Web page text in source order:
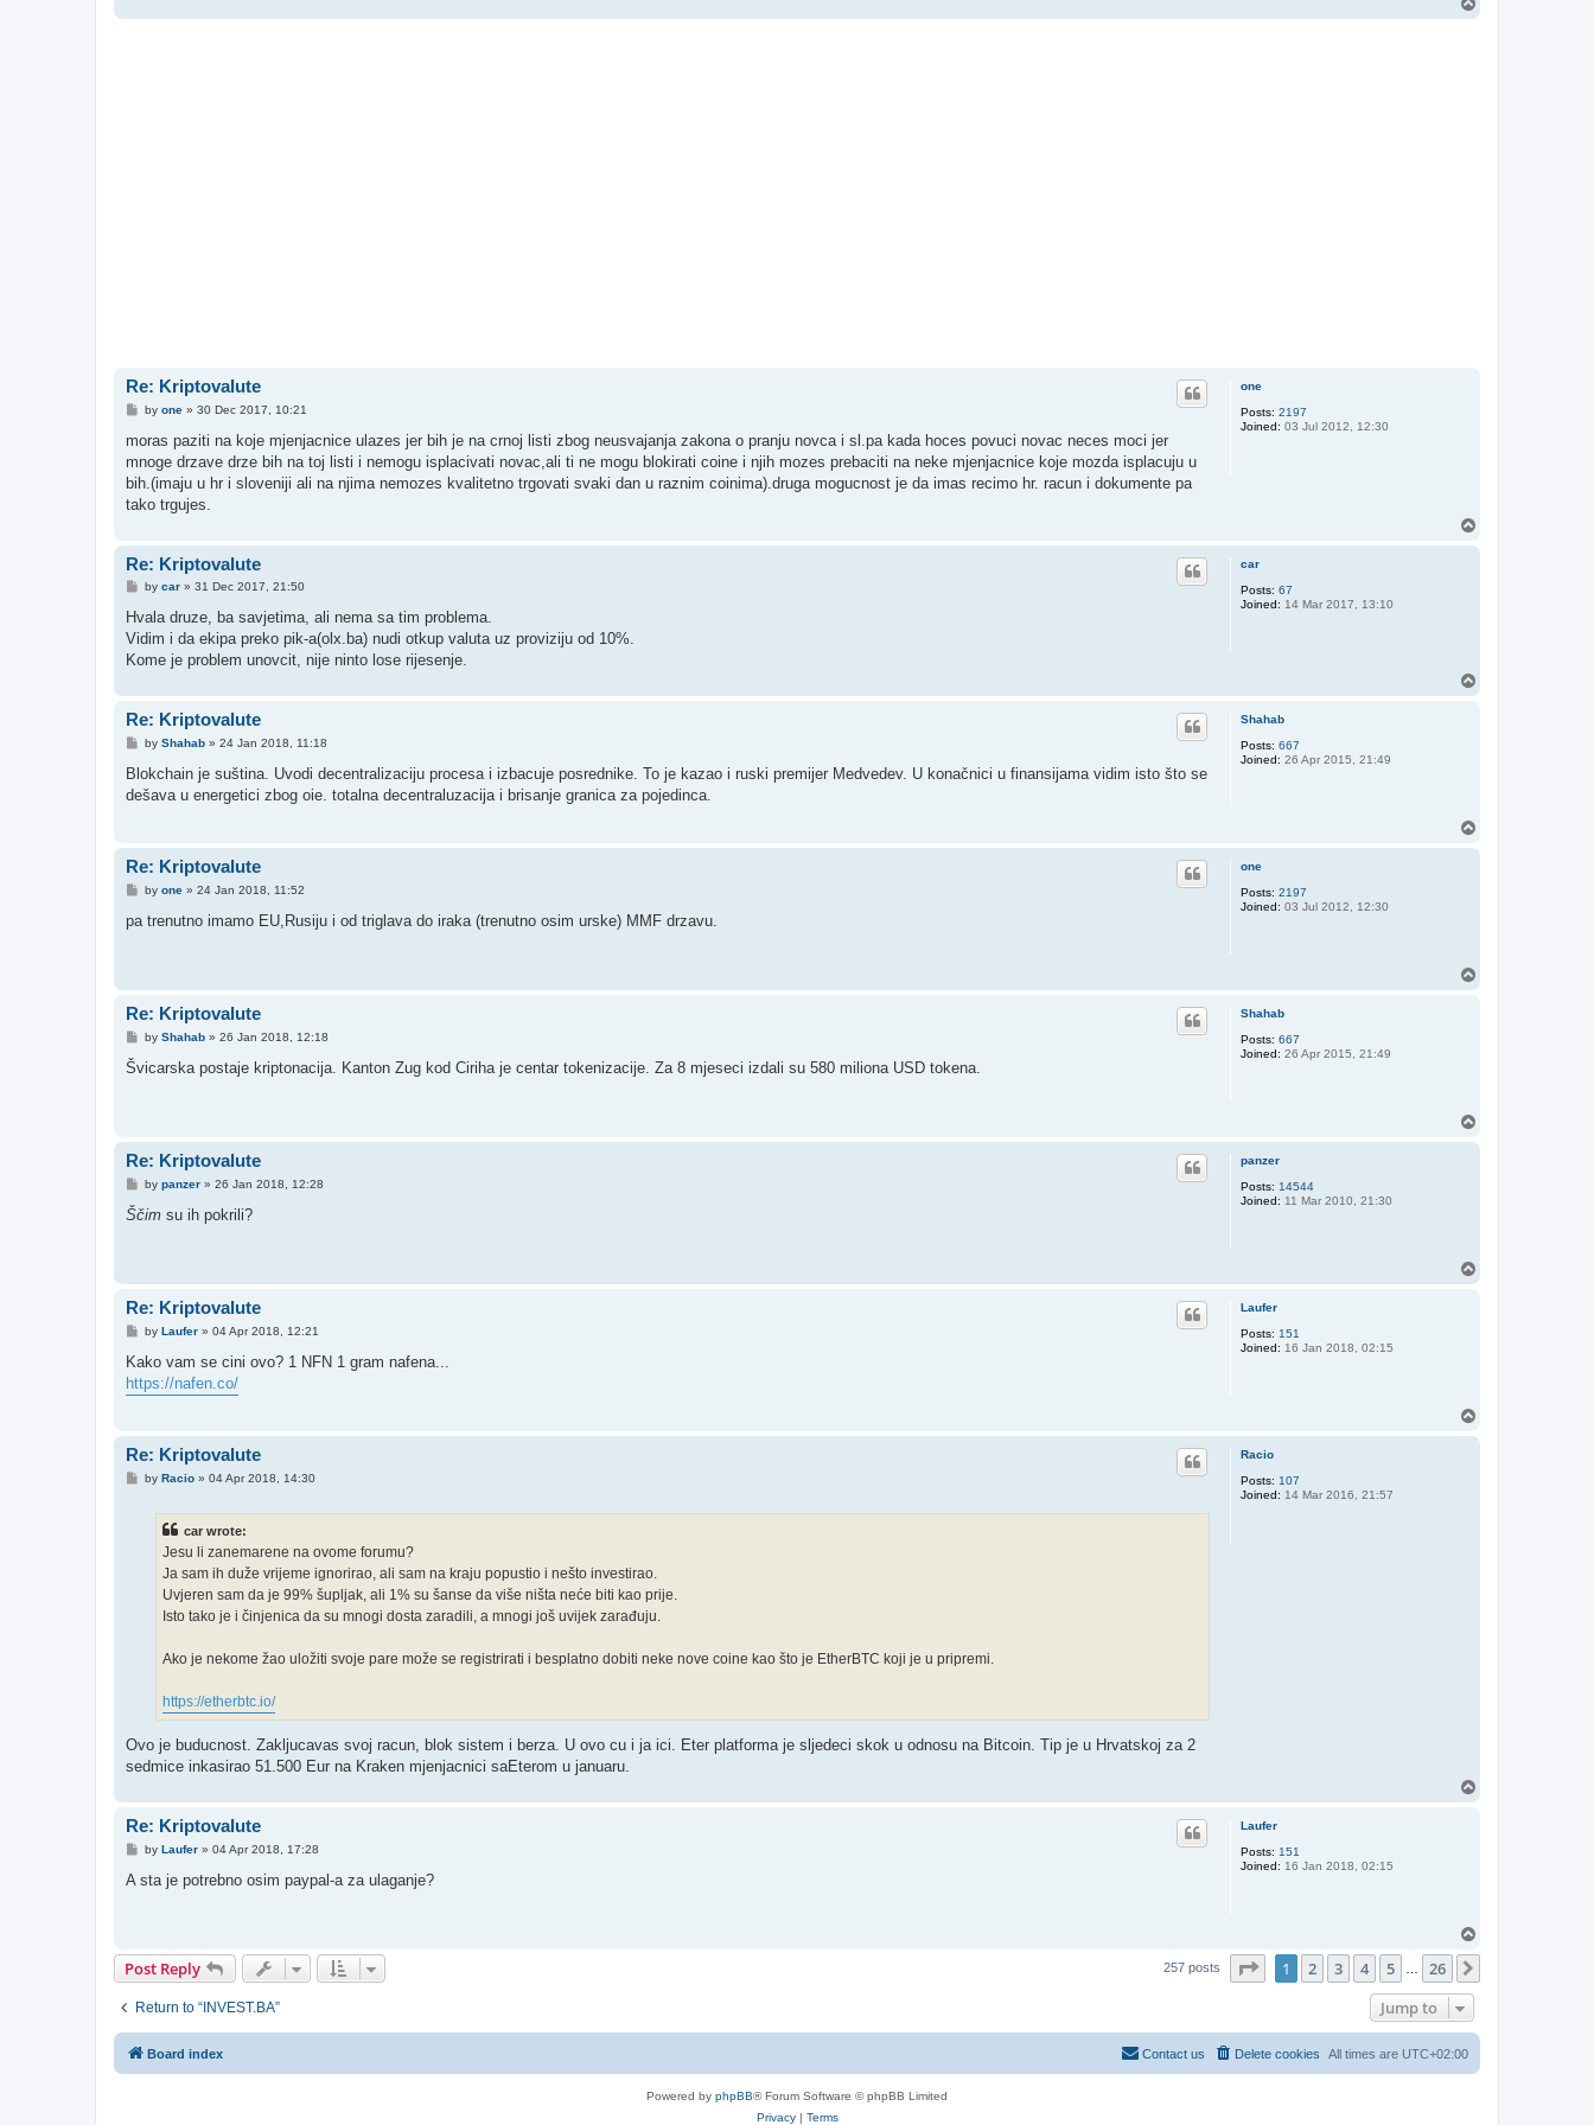
one
Posts: 2197
Joined: 03 Jul 2012, 12:30
Re: Kriptovalute
P
s
by one» 30 Dec 2017, 10:21
moras paziti na koje mjenjacnice ulazes jer bih je na crnoj listi zbog neusvajanja zakona o pranju novca i sl.pa kada hoces povuci novac neces moci jer
mnoge drzave drze bih na toj listi i nemogu isplacivati novac,ali ti ne mogu blokirati coine i njih mozes prebaciti na neke mjenjacnice koje mozda isplacuju u
bih.(imaju u hr i sloveniji ali na njima nemozes kvalitetno trgovati svaki dan u raznim coinima).druga mogucnost je da imas recimo hr. racun i dokumente pa
tako trgujes.
car
Posts: 67
Joined: 14 Mar 2017, 13:10
Re: Kriptovalute
P
s
by car» 31 Dec 2017, 21:50
Hvala druze, ba savjetima, ali nema sa tim problema.
Vidim i da ekipa preko pik-a(olx.ba) nudi otkup valuta uz proviziju od 10%.
Kome je problem unovcit, nije ninto lose rijesenje.
Shahab
Posts: 667
Joined: 26 Apr 2015, 21:49
Re: Kriptovalute
P
s
by Shahab» 24 Jan 2018, 11:18
Blokchain je suština. Uvodi decentralizaciju procesa i izbacuje posrednike. To je kazao i ruski premijer Medvedev. U konačnici u finansijama vidim isto što se
dešava u energetici zbog oie. totalna decentraluzacija i brisanje granica za pojedinca.
one
Posts: 2197
Joined: 03 Jul 2012, 12:30
Re: Kriptovalute
P
s
by one» 24 Jan 2018, 11:52
pa trenutno imamo EU,Rusiju i od triglava do iraka (trenutno osim urske) MMF drzavu.
Shahab
Posts: 667
Joined: 26 Apr 2015, 21:49
Re: Kriptovalute
P
s
by Shahab» 26 Jan 2018, 12:18
Švicarska postaje kriptonacija. Kanton Zug kod Ciriha je centar tokenizacije. Za 8 mjeseci izdali su 580 miliona USD tokena.
panzer
Posts: 14544
Joined: 11 Mar 2010, 21:30
Re: Kriptovalute
P
s
by panzer» 26 Jan 2018, 12:28
Ščim su ih pokrili?
Laufer
Posts: 151
Joined: 16 Jan 2018, 02:15
Re: Kriptovalute
P
s
by Laufer» 04 Apr 2018, 12:21
Kako vam se cini ovo? 1 NFN 1 gram nafena...
https://nafen.co/
Racio
Posts: 107
Joined: 14 Mar 2016, 21:57
Re: Kriptovalute
Pby Racio» 04 Apr 2018, 14:30
car wrote:
Jesu li zanemarene na ovome forumu?
Ja sam ih duže vrijeme ignorirao, ali sam na kraju popustio i nešto investirao.
Uvjeren sam da je 99% šupljak, ali 1% su šanse da više ništa neće biti kao prije.
Isto tako je i činjenica da su mnogi dosta zaradili, a mnogi još uvijek zarađuju.
Ako je nekome žao uložiti svoje pare može se registrirati i besplatno dobiti neke nove coine kao što je EtherBTC koji je u pripremi.
https://etherbtc.io/
Ovo je buducnost. Zakljucavas svoj racun, blok sistem i berza. U ovo cu i ja ici. Eter platforma je sljedeci skok u odnosu na Bitcoin. Tip je u Hrvatskoj za 2
sedmice inkasirao 51.500 Eur na Kraken mjenjacnici saEterom u januaru.
Laufer
Posts: 151
Joined: 16 Jan 2018, 02:15
Re: Kriptovalute
P
s
by Laufer» 04 Apr 2018, 17:28
A sta je potrebno osim paypal-a za ulaganje?
Post Reply 257 posts Page of 26
1 2 3 4 5 26
Return to “INVEST.BA” Jump to
Board index All times are UTC+02:00
Delete cookies
Contact us
Powered by phpBB® Forum Software © phpBB Limited
Privacy| Terms